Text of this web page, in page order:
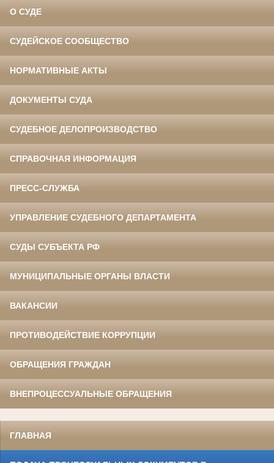
О СУДЕ
СУДЕЙСКОЕ СООБЩЕСТВО
НОРМАТИВНЫЕ АКТЫ
ДОКУМЕНТЫ СУДА
СУДЕБНОЕ ДЕЛОПРОИЗВОДСТВО
СПРАВОЧНАЯ ИНФОРМАЦИЯ
ПРЕСС-СЛУЖБА
УПРАВЛЕНИЕ СУДЕБНОГО ДЕПАРТАМЕНТА
СУДЫ СУБЪЕКТА РФ
МУНИЦИПАЛЬНЫЕ ОРГАНЫ ВЛАСТИ
ВАКАНСИИ
ПРОТИВОДЕЙСТВИЕ КОРРУПЦИИ
ОБРАЩЕНИЯ ГРАЖДАН
ВНЕПРОЦЕССУАЛЬНЫЕ ОБРАЩЕНИЯ
ГЛАВНАЯ